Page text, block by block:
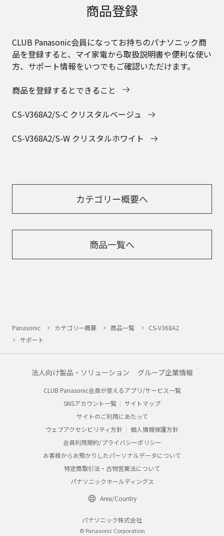
商品登録
CLUB Panasonic会員になってお持ちのパナソニック商
品を登録すると、マイ家電から取扱説明書や便利な使い
方、サポート情報をいつでもご確認いただけます。
商品を登録するとできること
CS-V368A2/S-C クリスタルベージュ
CS-V368A2/S-W クリスタルホワイト
カテゴリー概要へ
商品一覧へ
Panasonic カテゴリー概要 商品一覧
CS-V368A2
サポート
法人向け製品・ソリューション グループ企業情報
CLUB Panasonic会員が使えるアプリ/サービス一覧
SNSアカウント一覧
サイトマップ
サイトのご利用にあたって
ウェブアクセシビリティ方針
個人情報保護方針
会員利用規約/プライバシーポリシー
お客様からお預かりしたパーソナルデータについて
特定商取引法・古物営業法について
パナソニックホールディングス
Area/Country
パナソニック株式会社
© Panasonic Corporation